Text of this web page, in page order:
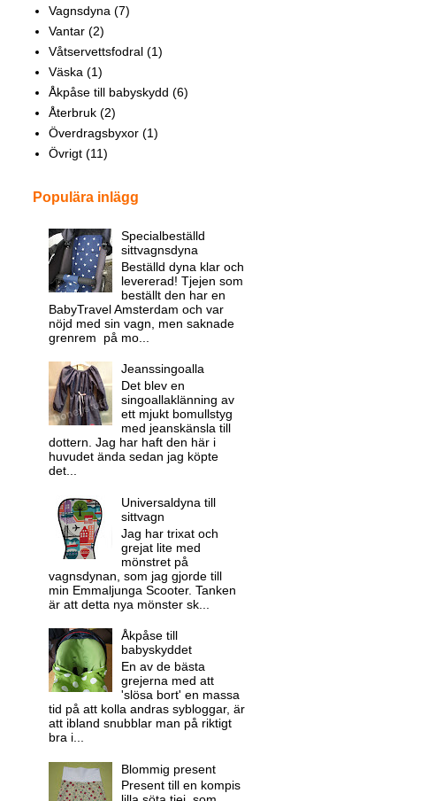
Vagnsdyna (7)
Vantar (2)
Våtservettsfodral (1)
Väska (1)
Åkpåse till babyskydd (6)
Återbruk (2)
Överdragsbyxor (1)
Övrigt (11)
Populära inlägg
Specialbeställd
sittvagnsdyna
Beställd dyna klar och
levererad! Tjejen som
beställt den har en
BabyTravel Amsterdam och var
nöjd med sin vagn, men saknade
grenrem på mo...
Jeanssingoalla
Det blev en
singoallaklänning av
ett mjukt bomullstyg
med jeanskänsla till
dottern. Jag har haft den här i
huvudet ända sedan jag köpte
det...
Universaldyna till
sittvagn
Jag har trixat och
grejat lite med
mönstret på
vagnsdynan, som jag gjorde till
min Emmaljunga Scooter. Tanken
är att detta nya mönster sk...
Åkpåse till
babyskyddet
En av de bästa
grejerna med att
'slösa bort' en massa
tid på att kolla andras sybloggar, är
att ibland snubblar man på riktigt
bra i...
Blommig present
Present till en kompis